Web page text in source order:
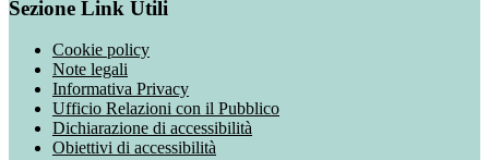
Sezione Link Utili
Cookie policy
Note legali
Informativa Privacy
Ufficio Relazioni con il Pubblico
Dichiarazione di accessibilità
Obiettivi di accessibilità